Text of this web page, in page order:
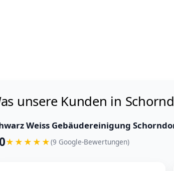
unsere Kunden in
Weiss Gebäudereinigung
★ ★ ★ ★ ★(9 Google-Bewertungen)